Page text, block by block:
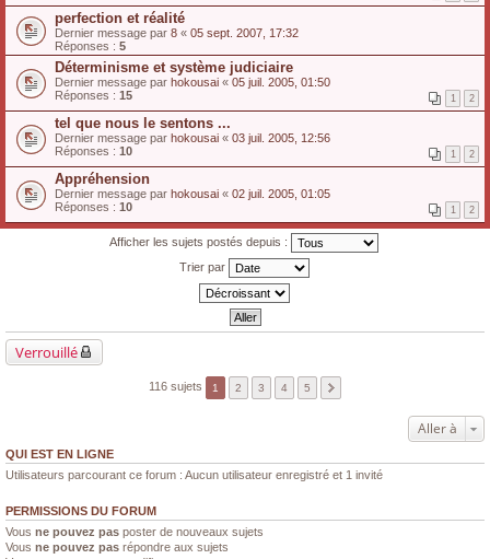
perfection et réalité
Dernier message par 8 « 05 sept. 2007, 17:32
Réponses : 5
Déterminisme et système judiciaire
Dernier message par hokousai « 05 juil. 2005, 01:50
Réponses : 15 1 2
tel que nous le sentons ...
Dernier message par hokousai « 03 juil. 2005, 12:56
Réponses : 10 1 2
Appréhension
Dernier message par hokousai « 02 juil. 2005, 01:05
Réponses : 10 1 2
Afficher les sujets postés depuis :
Trier par
Verrouillé
116 sujets 1 2 3 4 5
Aller à
QUI EST EN LIGNE
Utilisateurs parcourant ce forum : Aucun utilisateur enregistré et 1 invité
PERMISSIONS DU FORUM
Vous ne pouvez pas poster de nouveaux sujets
Vous ne pouvez pas répondre aux sujets